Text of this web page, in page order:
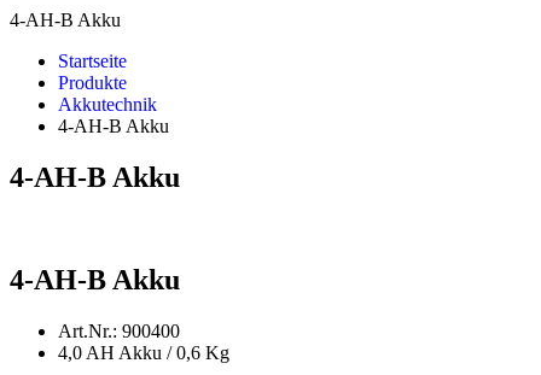
4-AH-B Akku
Startseite
Produkte
Akkutechnik
4-AH-B Akku
4-AH-B Akku
4-AH-B Akku
Art.Nr.: 900400
4,0 AH Akku / 0,6 Kg